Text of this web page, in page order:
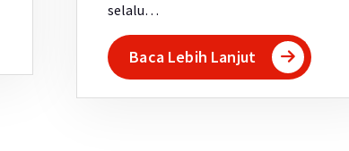
selalu…
Baca Lebih Lanjut